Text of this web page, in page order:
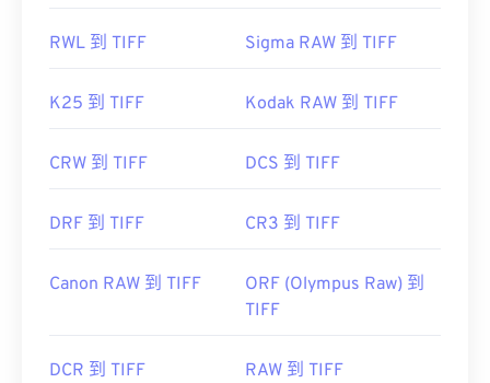
RWL 到 TIFF Sigma RAW 到 TIFF
K25 到 TIFF Kodak RAW 到 TIFF
CRW 到 TIFF DCS 到 TIFF
DRF 到 TIFF CR3 到 TIFF
Canon RAW 到 TIFF
ORF (Olympus Raw) 到
TIFF
DCR 到 TIFF RAW 到 TIFF